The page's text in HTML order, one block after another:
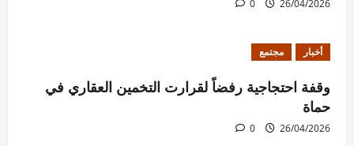
26/04/2026
0
أخبار مجتمع
وقفة احتجاجية رفضاً لقرارت التخمين العقاري في
حماة
26/04/2026
0